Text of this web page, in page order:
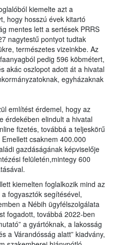
kiemelte azt a
hogy hosszú évek kitartó
mentes lett a sertések PRRS
nagytestű pontyot tudtak
természetes vizeinkbe. Az
pedig 596 köbmétert,
akác oszlopot adott át a hivatal
egyházaknak
említést érdemel, hogy az
érdekében elindult a hivatal
fizetés, továbbá a teljeskörű
csaknem 400.000
gazdáságának képviselője
felületén,mintegy 600
kiemelten foglalkozik mind az
fogyasztók segítésével,
a Nébih ügyfélszolgálata
fogadott, továbbá 2022-ben
a gyártóknak, a lakosság
a Várandósság alatt” kiadvány,